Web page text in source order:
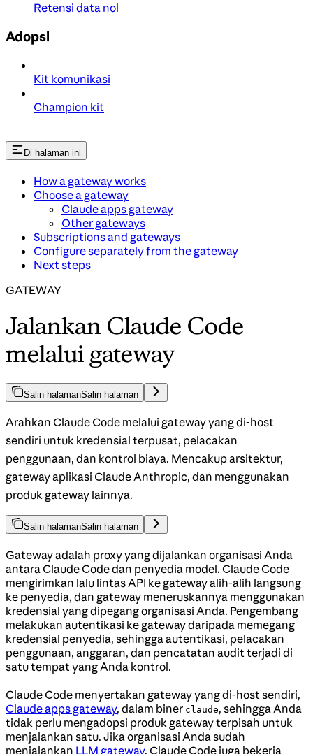
Retensi data nol
Adopsi
Kit komunikasi
Champion kit
Di halaman ini
How a gateway works
Choose a gateway
Claude apps gateway
Other gateways
Subscriptions and gateways
Configure separately from the gateway
Next steps
GATEWAY
Jalankan Claude Code
melalui gateway
Salin halamanSalin halaman
Arahkan Claude Code melalui gateway yang di-host
sendiri untuk kredensial terpusat, pelacakan
penggunaan, dan kontrol biaya. Mencakup arsitektur,
gateway aplikasi Claude Anthropic, dan menggunakan
produk gateway lainnya.
Salin halamanSalin halaman
Gateway adalah proxy yang dijalankan organisasi Anda
antara Claude Code dan penyedia model. Claude Code
mengirimkan lalu lintas API ke gateway alih-alih langsung
ke penyedia, dan gateway meneruskannya menggunakan
kredensial yang dipegang organisasi Anda. Pengembang
melakukan autentikasi ke gateway daripada memegang
kredensial penyedia, sehingga autentikasi, pelacakan
penggunaan, anggaran, dan pencatatan audit terjadi di
satu tempat yang Anda kontrol.
Claude Code menyertakan gateway yang di-host sendiri,
Claude apps gateway, dalam biner claude, sehingga Anda
tidak perlu mengadopsi produk gateway terpisah untuk
menjalankan satu. Jika organisasi Anda sudah
menjalankan LLM gateway, Claude Code juga bekerja